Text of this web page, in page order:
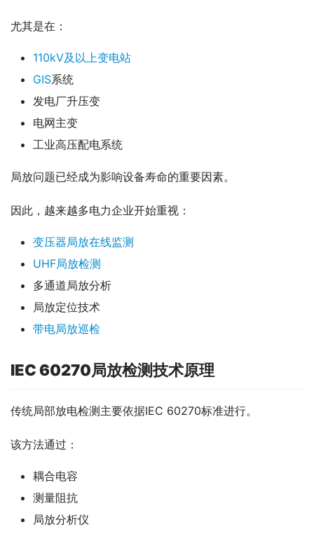
尤其是在：
110kV及以上变电站
GIS系统
发电厂升压变
电网主变
工业高压配电系统
局放问题已经成为影响设备寿命的重要因素。
因此，越来越多电力企业开始重视：
变压器局放在线监测
UHF局放检测
多通道局放分析
局放定位技术
带电局放巡检
IEC 60270局放检测技术原理
传统局部放电检测主要依据IEC 60270标准进行。
该方法通过：
耦合电容
测量阻抗
局放分析仪